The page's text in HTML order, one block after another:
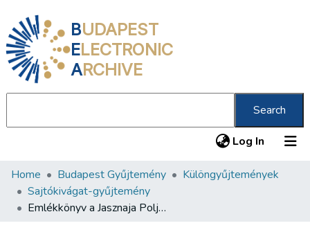
BUDAPEST
ELECTRONIC
ARCHIVE
Search
Log In (current)
Communities & Collections
All of DSpace
Home Budapest Gyűjtemény
Különgyűjtemények
Sajtókivágat-gyűjtemény
Emlékkönyv a Jasznaja Poljana-i remetéről